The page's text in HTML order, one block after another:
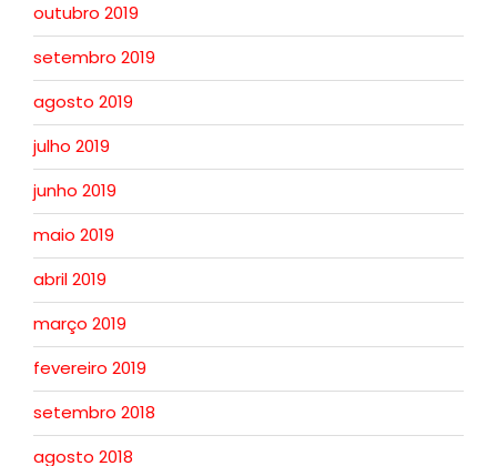
outubro 2019
setembro 2019
agosto 2019
julho 2019
junho 2019
maio 2019
abril 2019
março 2019
fevereiro 2019
setembro 2018
agosto 2018